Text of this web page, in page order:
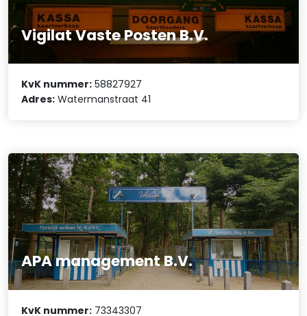
Vigilat Vaste Posten B.V.
KvK nummer: 58827927
Adres: Watermanstraat 41
APA management B.V.
KvK nummer: 73343307